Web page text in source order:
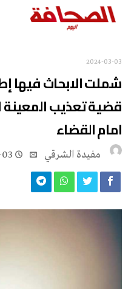
2024-03-03
شملت الابحاث فيها
قضية تعذيب المعينة
امام القضاء
مفيدة الشرقي